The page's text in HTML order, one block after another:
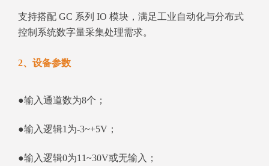
支持搭配 GC 系列 IO 模块，满足工业自动化与分布式
控制系统数字量采集处理需求。
2、设备参数
●输入通道数为8个；
●输入逻辑1为-3~+5V；
●输入逻辑0为11~30V或无输入；